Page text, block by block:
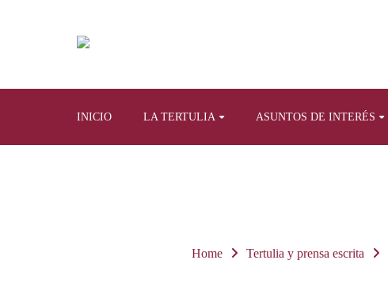
INICIO LA TERTULIA ASUNTOS DE INTERÉS
Home Tertulia y prensa escrita